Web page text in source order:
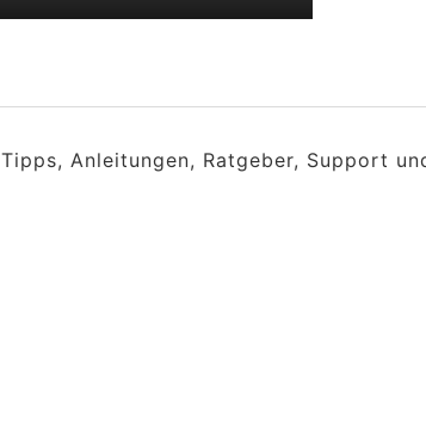
Tipps, Anleitungen, Ratgeber, Support